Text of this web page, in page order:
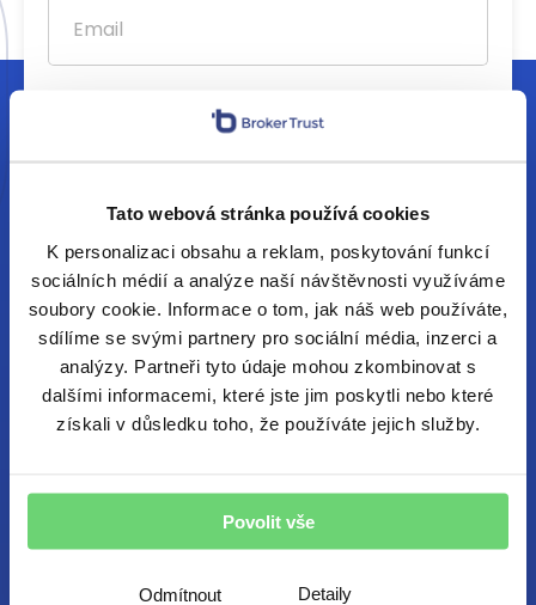
Detaily
Tato webová stránka používá cookies
K personalizaci obsahu a reklam, poskytování funkcí
sociálních médií a analýze naší návštěvnosti využíváme
soubory cookie. Informace o tom, jak náš web používáte,
sdílíme se svými partnery pro sociální média, inzerci a
analýzy. Partneři tyto údaje mohou zkombinovat s
dalšími informacemi, které jste jim poskytli nebo které
získali v důsledku toho, že používáte jejich služby.
Povolit vše
Odmítnout
Jsem finanční poradce
Chci každý pátek vzpruhu z finančního
údaje.
Centrála
+420 267 912 730